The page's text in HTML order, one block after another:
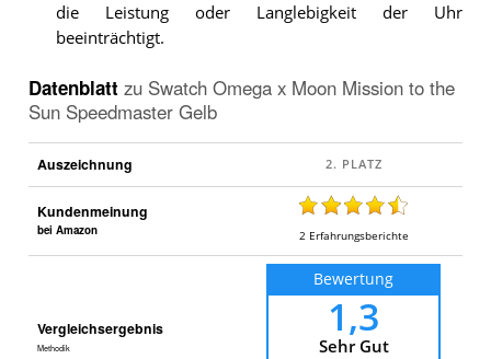
die Leistung oder Langlebigkeit der Uhr
beeinträchtigt.
Datenblatt zu Swatch Omega x Moon Mission to the
Sun Speedmaster Gelb
Auszeichnung
Kundenmeinung
bei Amazon 2 Erfahrungsberichte
Vergleichsergebnis
Methodik
Bewertung
1,3
Sehr Gut